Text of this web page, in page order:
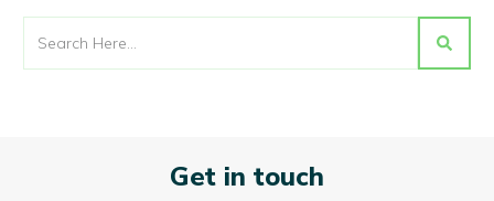
Get in touch